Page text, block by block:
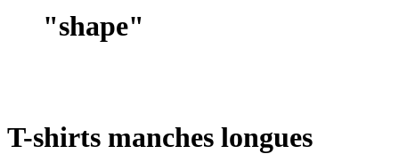
"shape"
T-shirts manches longues